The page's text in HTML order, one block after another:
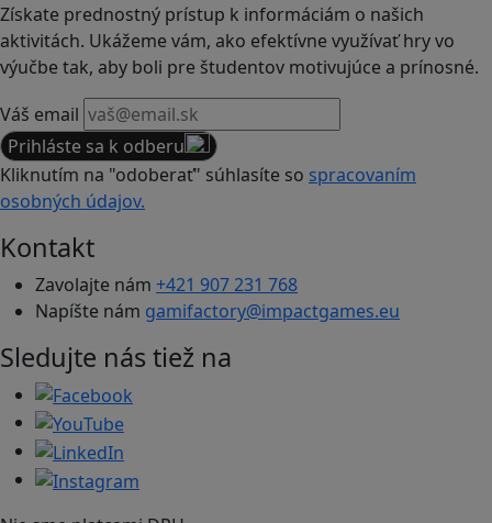
Získate prednostný prístup k informáciám o našich
aktivitách. Ukážeme vám, ako efektívne využívať hry vo
výučbe tak, aby boli pre študentov motivujúce a prínosné.
Váš email
Prihláste sa k odberu
Kliknutím na "odoberať" súhlasíte so spracovaním
osobných údajov.
Kontakt
Zavolajte nám +421 907 231 768
Napíšte nám gamifactory@impactgames.eu
Sledujte nás tiež na